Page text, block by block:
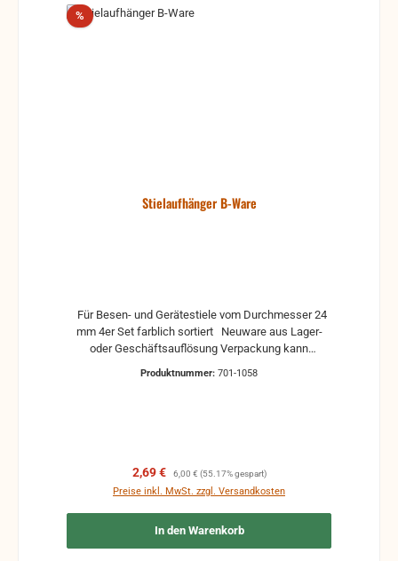
%Rabatt
Stielaufhänger B-Ware
mm 4er Set farblich sortiert Neuware aus Lager-
oder Geschäftsauflösung Verpackung kann
Produktnummer: 701-1058
Verkaufspreis:
2,69 € Regulärer Preis:
6,00 € (55.17% gespart)
Preise inkl. MwSt. zzgl. Versandkosten
In den Warenkorb